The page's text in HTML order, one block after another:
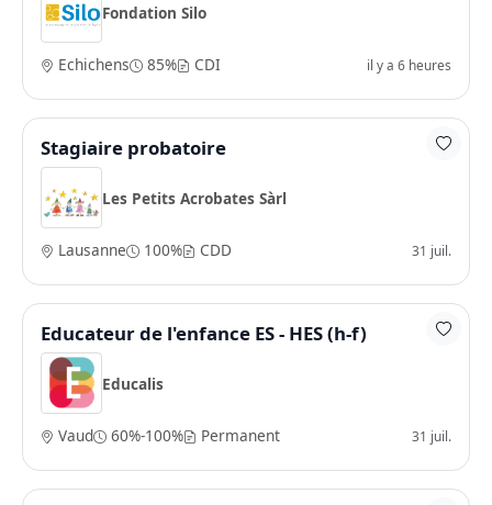
Fondation Silo
Echichens 85% CDI il y a 6 heures
Stagiaire probatoire
Les Petits Acrobates Sàrl
Lausanne 100% CDD 31 juil.
Educateur de l'enfance ES - HES (h-f)
Educalis
Vaud 60%-100% Permanent 31 juil.